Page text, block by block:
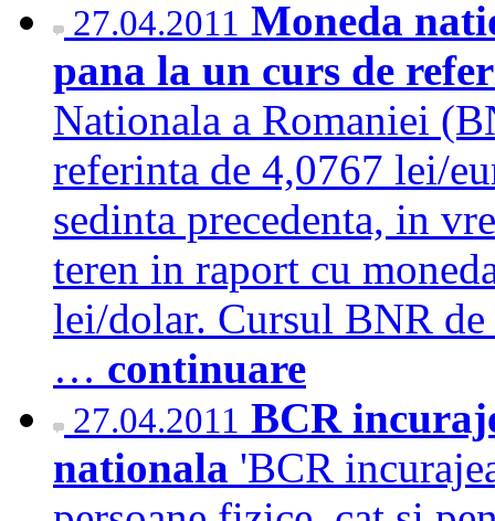
27.04.2011 Moneda
pana la un curs de
Nationala a Romaniei
referinta de 4,0767 lei/
sedinta precedenta, in
teren in raport cu
lei/dolar. Cursul BNR
… continuare
27.04.2011 BCR
nationala 'BCR